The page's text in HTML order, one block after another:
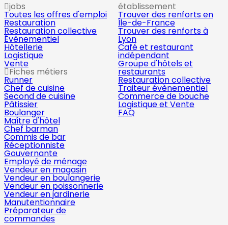
jobs
Toutes les offres d'emploi
Restauration
Restauration collective
Évènementiel
Hôtellerie
Logistique
Vente
Fiches métiers
Runner
Chef de cuisine
Second de cuisine
Pâtissier
Boulanger
Maître d'hôtel
Chef barman
Commis de bar
Réceptionniste
Gouvernante
Employé de ménage
Vendeur en magasin
Vendeur en boulangerie
Vendeur en poissonnerie
Vendeur en jardinerie
Manutentionnaire
Préparateur de
commandes
établissement
Trouver des renforts en
Île-de-France
Trouver des renforts à
Lyon
Café et restaurant
indépendant
Groupe d'hôtels et
restaurants
Restauration collective
Traiteur évènementiel
Commerce de bouche
Logistique et Vente
FAQ